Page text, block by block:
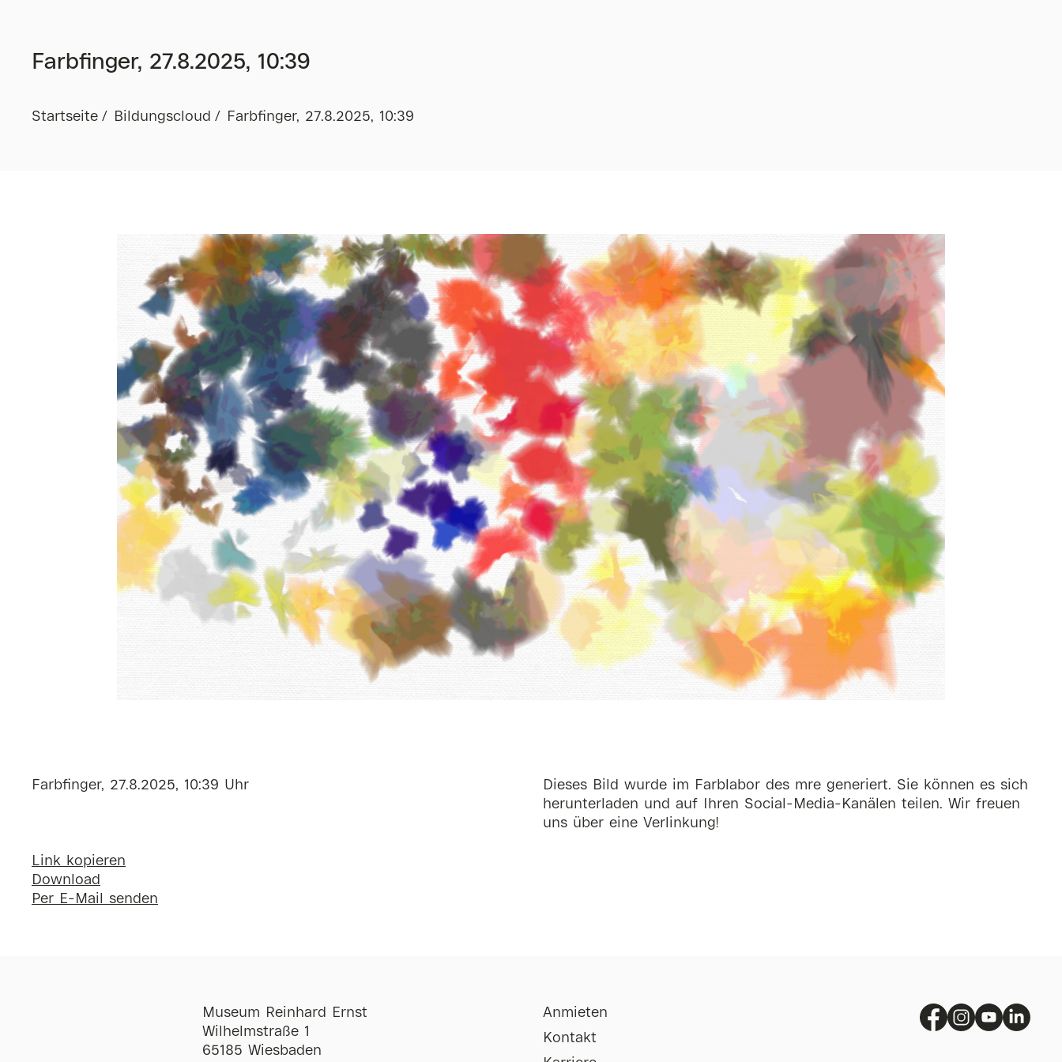
Farbfinger, 27.8.2025, 10:39
Startseite Bildungscloud Farbfinger, 27.8.2025, 10:39
Farbfinger, 27.8.2025, 10:39 Uhr
Link kopieren
Download
Per E-Mail senden
Dieses Bild wurde im Farblabor des mre generiert. Sie können es sich
herunterladen und auf Ihren Social-Media-Kanälen teilen. Wir freuen
uns über eine Verlinkung!
Museum Reinhard Ernst
Wilhelmstraße 1
65185 Wiesbaden
Anmieten
Kontakt